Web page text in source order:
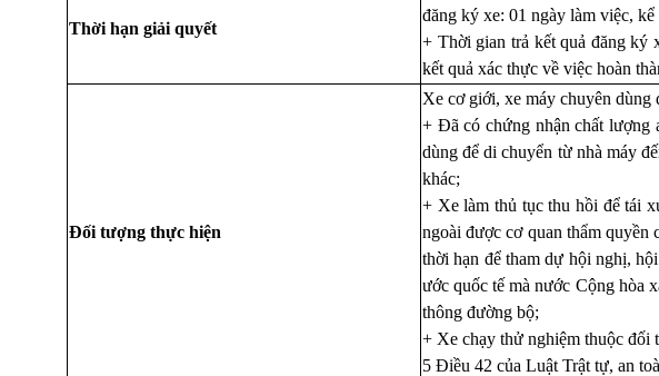
Thời hạn giải quyết
đăng ký xe: 01 ngày làm việc,
+ Thời gian trả kết quả đăng ký
kết quả xác thực về việc hoàn
Đối tượng thực hiện
Xe cơ giới, xe máy chuyên dùng
+ Đã có chứng nhận chất lượng
dùng để di chuyển từ nhà máy
khác;
+ Xe làm thủ tục thu hồi để tái
ngoài được cơ quan thẩm quyền
thời hạn để tham dự hội nghị,
ước quốc tế mà nước Cộng hòa
thông đường bộ;
+ Xe chạy thử nghiệm thuộc đối
5 Điều 42 của Luật Trật tự, an